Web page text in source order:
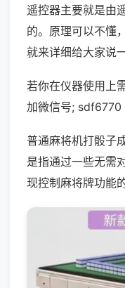
遥控器主要就是由
的。原理可以不懂
就来详细给大家说
若你在仪器使用上
加微信号; sdf6770
普通麻将机打骰子
是指通过一些无需
现控制麻将牌功能